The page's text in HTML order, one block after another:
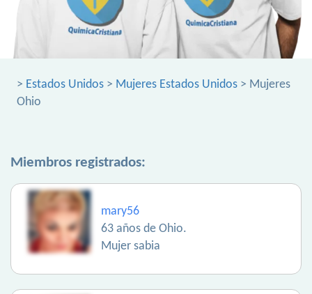
> Estados Unidos > Mujeres Estados Unidos > Mujeres
Ohio
Miembros registrados:
mary56
63 años de Ohio.
Mujer sabia